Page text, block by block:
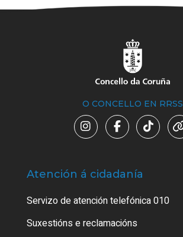
O CONCELLO EN RRSS
Atención á cidadanía
Servizo de atención telefónica 010
Suxestións e reclamacións